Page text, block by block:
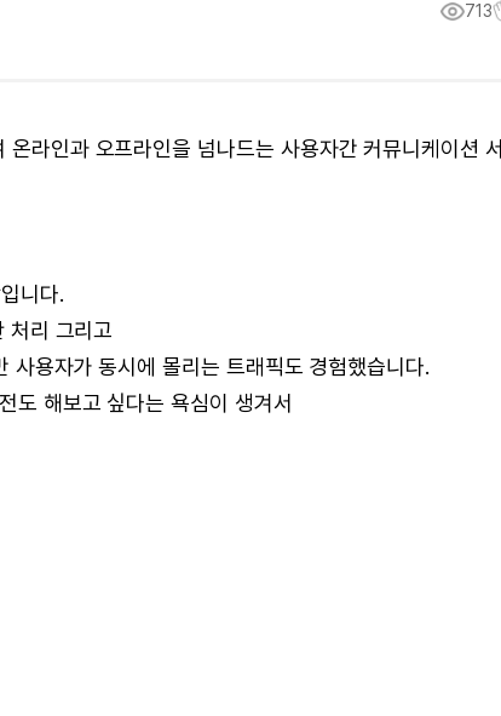
713
라인과 오프라인을 넘나드는 사용자간 커뮤니케이션
니다.
처리 그리고
용자가 동시에 몰리는 트래픽도 경험했습니다.
도 해보고 싶다는 욕심이 생겨서